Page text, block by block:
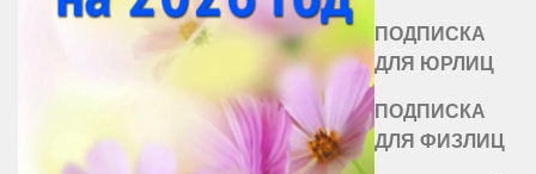
ПОДПИСКА
ДЛЯ ЮРЛИЦ
ПОДПИСКА
ДЛЯ ФИЗЛИЦ